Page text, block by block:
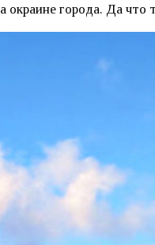
окраине города. Да